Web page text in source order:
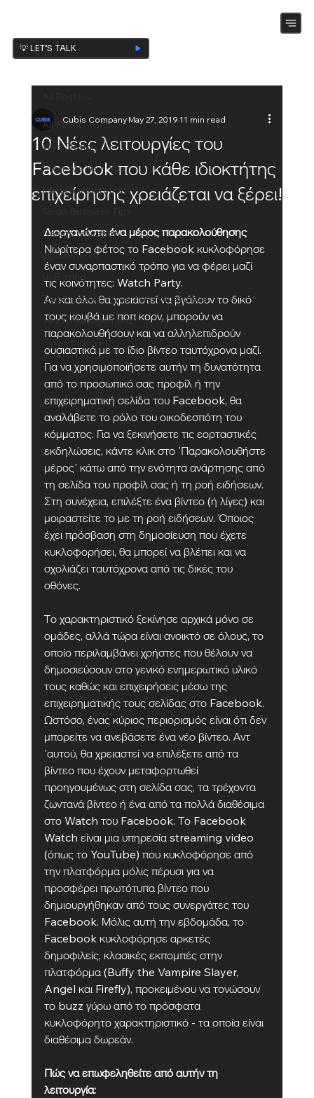
💡 LET’S TALK
All Posts
Web Design
Promote Your Site
Ideas & Inspiration
Design Ispiration
eCommerce
UnBoxing
Troubleshooting and technical piece
Team Management
Cubis Blog Gr
10 Νέες λειτουργίες του
Facebook που κάθε ιδιοκτήτης
επιχείρησης χρειάζεται να ξέρει!
Cubis CompanyMay 27, 201911 min read
Διοργανώστε ένα μέρος παρακολούθησης
Νωρίτερα φέτος το Facebook κυκλοφόρησε
έναν συναρπαστικό τρόπο για να φέρει μαζί
τις κοινότητες: Watch Party.
Αν και όλοι θα χρειαστεί να βγάλουν το δικό
τους κουβά με ποπ κορν, μπορούν να
παρακολουθήσουν και να αλληλεπιδρούν
ουσιαστικά με το ίδιο βίντεο ταυτόχρονα μαζί.
Για να χρησιμοποιήσετε αυτήν τη δυνατότητα
από το προσωπικό σας προφίλ ή την
επιχειρηματική σελίδα του Facebook, θα
αναλάβετε το ρόλο του οικοδεσπότη του
κόμματος. Για να ξεκινήσετε τις εορταστικές
εκδηλώσεις, κάντε κλικ στο 'Παρακολουθήστε
μέρος' κάτω από την ενότητα ανάρτησης από
τη σελίδα του προφίλ σας ή τη ροή ειδήσεων.
Στη συνέχεια, επιλέξτε ένα βίντεο (ή λίγες) και
μοιραστείτε το με τη ροή ειδήσεων. Όποιος
έχει πρόσβαση στη δημοσίευση που έχετε
κυκλοφορήσει, θα μπορεί να βλέπει και να
σχολιάζει ταυτόχρονα από τις δικές του
οθόνες.
Το χαρακτηριστικό ξεκίνησε αρχικά μόνο σε
ομάδες, αλλά τώρα είναι ανοικτό σε όλους, το
οποίο περιλαμβάνει χρήστες που θέλουν να
δημοσιεύσουν στο γενικό ενημερωτικό υλικό
τους καθώς και επιχειρήσεις μέσω της
επιχειρηματικής τους σελίδας στο Facebook.
Ωστόσο, ένας κύριος περιορισμός είναι ότι δεν
μπορείτε να ανεβάσετε ένα νέο βίντεο. Αντ
'αυτού, θα χρειαστεί να επιλέξετε από τα
βίντεο που έχουν μεταφορτωθεί
προηγουμένως στη σελίδα σας, τα τρέχοντα
ζωντανά βίντεο ή ένα από τα πολλά διαθέσιμα
στο Watch του Facebook. Το Facebook
Watch είναι μια υπηρεσία streaming video
(όπως το YouTube) που κυκλοφόρησε από
την πλατφόρμα μόλις πέρυσι για να
προσφέρει πρωτότυπα βίντεο που
δημιουργήθηκαν από τους συνεργάτες του
Facebook. Μόλις αυτή την εβδομάδα, το
Facebook κυκλοφόρησε αρκετές
δημοφιλείς, κλασικές εκπομπές στην
πλατφόρμα (Buffy the Vampire Slayer,
Angel και Firefly), προκειμένου να τονώσουν
το buzz γύρω από το πρόσφατα
κυκλοφόρητο χαρακτηριστικό - τα οποία είναι
διαθέσιμα δωρεάν.
Πώς να επωφεληθείτε από αυτήν τη
λειτουργία: